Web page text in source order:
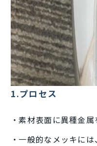
1.プロセス
素材表面に異種金属
一般的なメッキに